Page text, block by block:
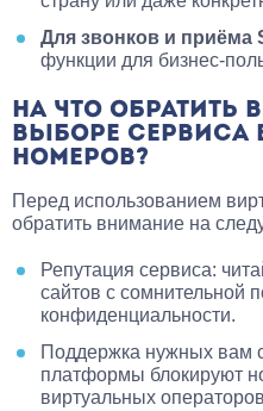
Для звонков и приёма
функции для бизнес-
НА ЧТО ОБРАТИТЬ
ВЫБОРЕ СЕРВИСА
НОМЕРОВ?
Перед использованием
обратить внимание на
Репутация сервиса:
сайтов с сомнительной
конфиденциальности.
Поддержка нужных вам
платформы блокируют
виртуальных